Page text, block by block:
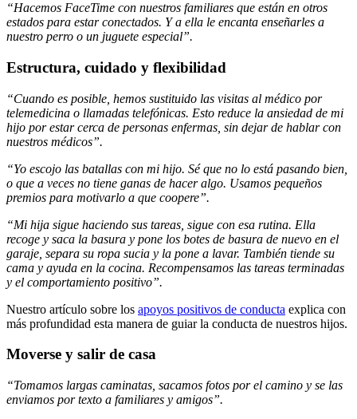
“Hacemos FaceTime con nuestros familiares que están en otros
estados para estar conectados. Y a ella le encanta enseñarles a
nuestro perro o un juguete especial”.
Estructura, cuidado y flexibilidad
“Cuando es posible, hemos sustituido las visitas al médico por
telemedicina o llamadas telefónicas. Esto reduce la ansiedad de mi
hijo por estar cerca de personas enfermas, sin dejar de hablar con
nuestros médicos”.
“Yo escojo las batallas con mi hijo. Sé que no lo está pasando bien,
o que a veces no tiene ganas de hacer algo. Usamos pequeños
premios para motivarlo a que coopere”.
“Mi hija sigue haciendo sus tareas, sigue con esa rutina. Ella
recoge y saca la basura y pone los botes de basura de nuevo en el
garaje, separa su ropa sucia y la pone a lavar. También tiende su
cama y ayuda en la cocina. Recompensamos las tareas terminadas
y el comportamiento positivo”.
Nuestro artículo sobre los apoyos positivos de conducta explica con
más profundidad esta manera de guiar la conducta de nuestros hijos.
Moverse y salir de casa
“Tomamos largas caminatas, sacamos fotos por el camino y se las
enviamos por texto a familiares y amigos”.